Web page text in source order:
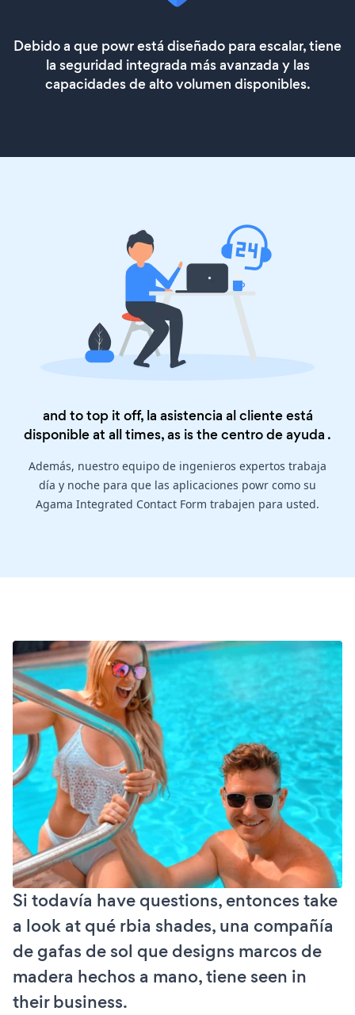
Debido a que powr está diseñado para escalar, tiene
la seguridad integrada más avanzada y las
capacidades de alto volumen disponibles.
and to top it off, la asistencia al cliente está
disponible at all times, as is thecentro de ayuda .
Además, nuestro equipo de ingenieros expertos trabaja
día y noche para que las aplicaciones powr como su
Agama Integrated Contact Form trabajen para usted.
Si todavía have questions, entonces take
a look at qué rbia shades, una compañía
de gafas de sol que designs marcos de
madera hechos a mano, tiene seen in
their business.